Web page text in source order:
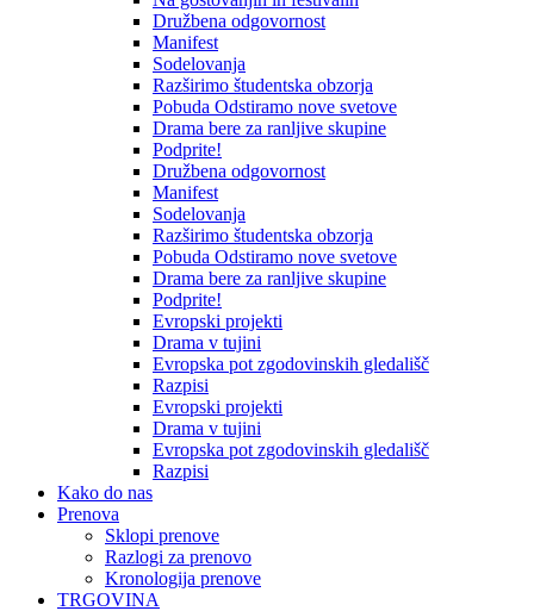
Družbena odgovornost
Manifest
Sodelovanja
Razširimo študentska obzorja
Pobuda Odstiramo nove svetove
Drama bere za ranljive skupine
Podprite!
Družbena odgovornost
Manifest
Sodelovanja
Razširimo študentska obzorja
Pobuda Odstiramo nove svetove
Drama bere za ranljive skupine
Podprite!
Evropski projekti
Drama v tujini
Evropska pot zgodovinskih gledališč
Razpisi
Evropski projekti
Drama v tujini
Evropska pot zgodovinskih gledališč
Razpisi
Kako do nas
Prenova
Sklopi prenove
Razlogi za prenovo
Kronologija prenove
TRGOVINA